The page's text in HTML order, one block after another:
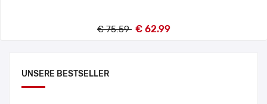
UNSERE BESTSELLER
€ 75.59 € 62.99